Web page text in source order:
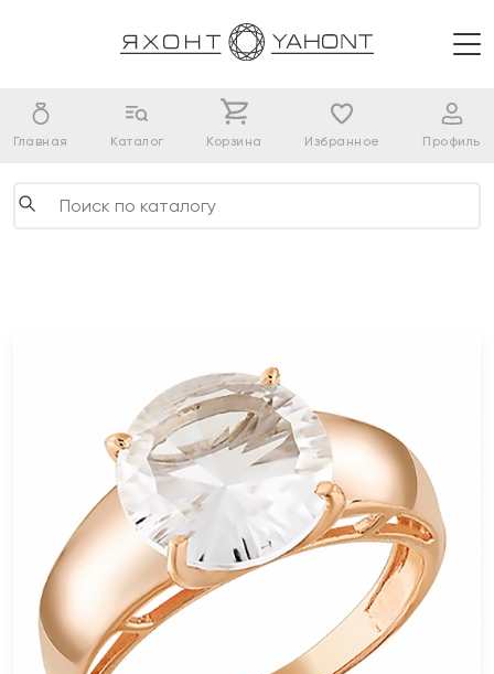
Главная Каталог Корзина Избранное Профиль